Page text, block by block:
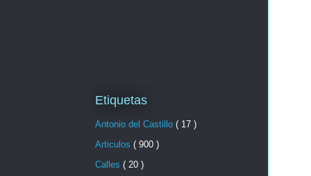
Etiquetas
Antonio del Castillo ( 17 )
Articulos ( 900 )
Calles ( 20 )